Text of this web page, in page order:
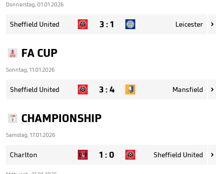
Donnerstag, 01.01.2026
Sheffield United 3:1 Leicester 
FA CUP
Sonntag, 11.01.2026
Sheffield United 3:4 Mansfield 
CHAMPIONSHIP
Samstag, 17.01.2026
Charlton 1 : 0 Sheffield United 